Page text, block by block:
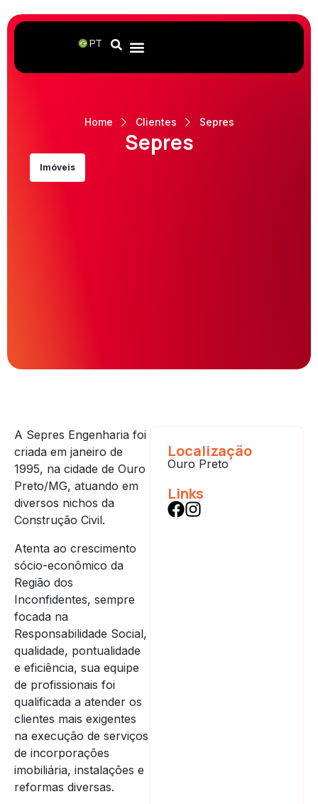
PT
Home Clientes Sepres
Sepres
Imóveis
A Sepres Engenharia foi
criada em janeiro de
1995, na cidade de Ouro
Preto/MG, atuando em
diversos nichos da
Construção Civil.
Atenta ao crescimento
sócio-econômico da
Região dos
Inconfidentes, sempre
focada na
Responsabilidade Social,
qualidade, pontualidade
e eficiência, sua equipe
de profissionais foi
qualificada a atender os
clientes mais exigentes
na execução de serviços
de incorporações
imobiliária, instalações e
reformas diversas.
Localização
Ouro Preto
Links